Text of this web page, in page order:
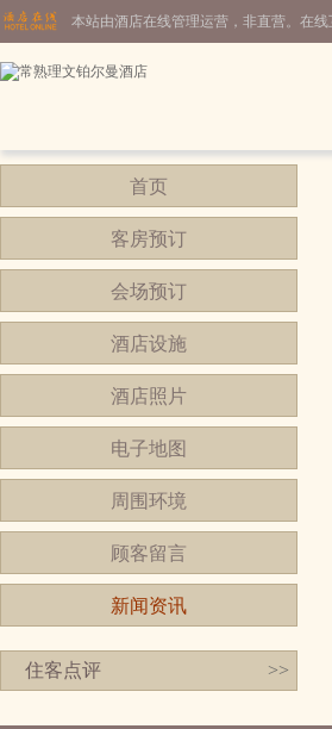
本站由酒店在线管理运营，非直营。在
首页
客房预订
会场预订
酒店设施
酒店照片
电子地图
周围环境
顾客留言
新闻资讯
住客点评 >>